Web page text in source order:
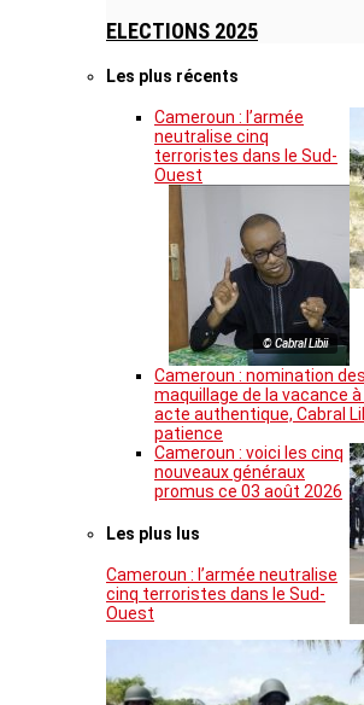
ELECTIONS 2025
Les plus récents
Cameroun : l’armée
neutralise cinq
terroristes dans le Sud-
Ouest
© Cabral Libii
Cameroun : nomination
maquillage de la vacance
acte authentique, Cabral
patience
Cameroun : voici les cinq
nouveaux généraux
promus ce 03 août 2026
Les plus lus
Cameroun : l’armée neutralise
cinq terroristes dans le Sud-
Ouest